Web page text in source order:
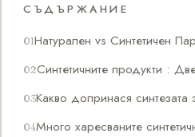
СЪДЪРЖАНИЕ
Натурален vs Синтетичен
Синтетичните продукти :
Какво допринася
Много харесваните